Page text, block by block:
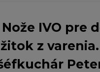
Nože IVO pre
z